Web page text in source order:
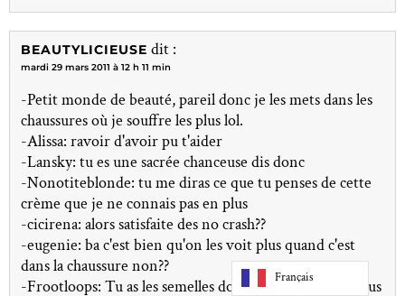
BEAUTYLICIEUSE dit :
mardi 29 mars 2011 à 12 h 11 min
-Petit monde de beauté, pareil donc je les mets dans les
chaussures où je souffre les plus lol.
-Alissa: ravoir d'avoir pu t'aider
-Lansky: tu es une sacrée chanceuse dis donc
-Nonotiteblonde: tu me diras ce que tu penses de cette
crème que je ne connais pas en plus
-cicirena: alors satisfaite des no crash??
-eugenie: ba c'est bien qu'on les voit plus quand c'est
dans la chaussure non??
-Frootloops: Tu as les semelles donc il ne te manque plus
Français